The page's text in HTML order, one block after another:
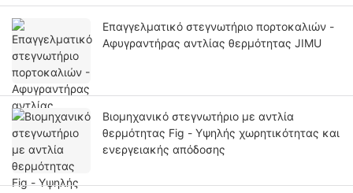
Επαγγελματικό στεγνωτήριο πορτοκαλιών -
Αφυγραντήρας αντλίας θερμότητας JIMU
Βιομηχανικό στεγνωτήριο με αντλία
θερμότητας Fig - Υψηλής χωρητικότητας και
ενεργειακής απόδοσης